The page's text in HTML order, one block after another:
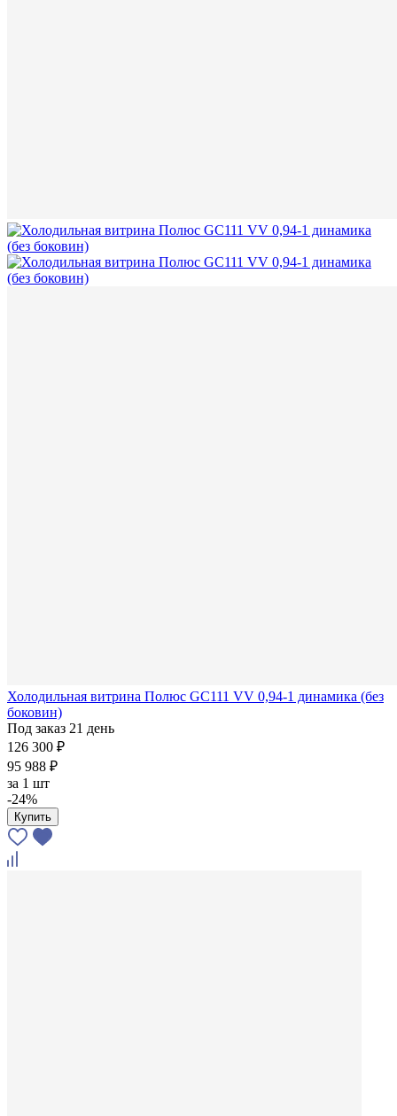
Холодильная витрина Полюс GC111 VV 0,94-1 динамика (без
боковин)
Под заказ 21 день
126 300 ₽
95 988 ₽
за 1 шт
-24%
Купить